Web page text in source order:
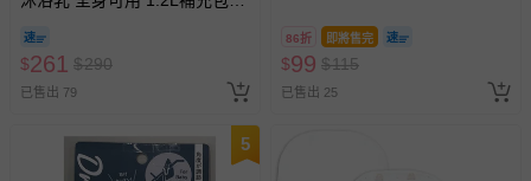
$261 $290
已售出 79
86折 即將售完
$99 $115
已售出 25
5